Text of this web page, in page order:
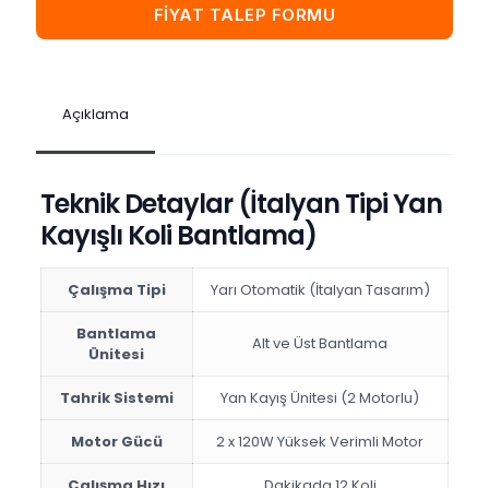
FİYAT TALEP FORMU
Açıklama
Teknik Detaylar (İtalyan Tipi Yan
Kayışlı Koli Bantlama)
Çalışma Tipi Yarı Otomatik (İtalyan Tasarım)
Bantlama
Ünitesi
Alt ve Üst Bantlama
Tahrik Sistemi Yan Kayış Ünitesi (2 Motorlu)
Motor Gücü 2 x 120W Yüksek Verimli Motor